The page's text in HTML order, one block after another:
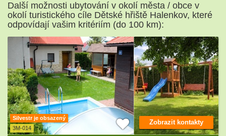
Další možnosti ubytování v okolí města / obce v
okolí turistického cíle Dětské hřiště Halenkov, které
odpovídají vašim kritériím (do 100 km):
Silvestr je obsazený
3M-014
Zobrazit kontakty